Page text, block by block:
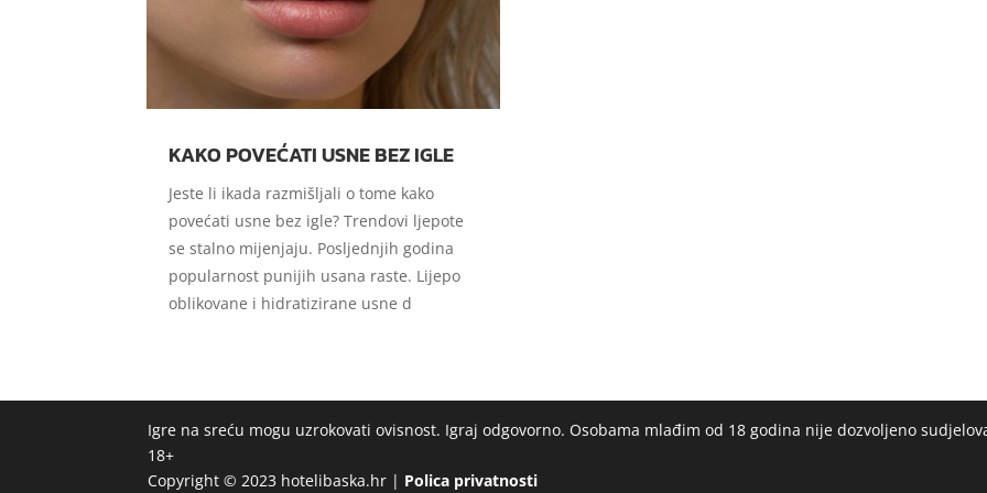
KAKO POVEĆATI USNE BEZ IGLE
Jeste li ikada razmišljali o tome kako
povećati usne bez igle? Trendovi ljepote
se stalno mijenjaju. Posljednjih godina
popularnost punijih usana raste. Lijepo
oblikovane i hidratizirane usne d
Igre na sreću mogu uzrokovati ovisnost. Igraj odgovorno. Osobama mlađim od 18 godina nije dozvoljeno
18+
Copyright © 2023 hotelibaska.hr | Polica privatnosti